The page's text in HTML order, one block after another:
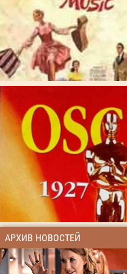
АРХИВ НОВОСТЕЙ